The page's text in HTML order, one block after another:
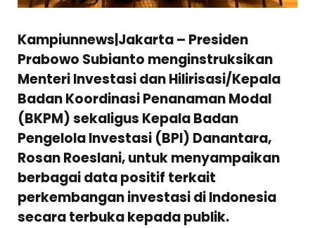
Kampiunnews| Jakarta– Presiden
Prabowo Subianto menginstruksikan
Menteri Investasi dan Hilirisasi/Kepala
Badan Koordinasi Penanaman Modal
(BKPM) sekaligus Kepala Badan
Pengelola Investasi (BPI) Danantara,
Rosan Roeslani, untuk menyampaikan
berbagai data positif terkait
perkembangan investasi di Indonesia
secara terbuka kepada publik.